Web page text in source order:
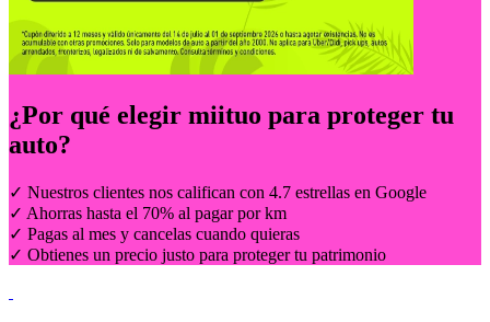
¿Por qué elegir miituo para proteger tu
auto?
✓ Nuestros clientes nos califican con 4.7 estrellas en Google
✓ Ahorras hasta el 70% al pagar por km
✓ Pagas al mes y cancelas cuando quieras
✓ Obtienes un precio justo para proteger tu patrimonio